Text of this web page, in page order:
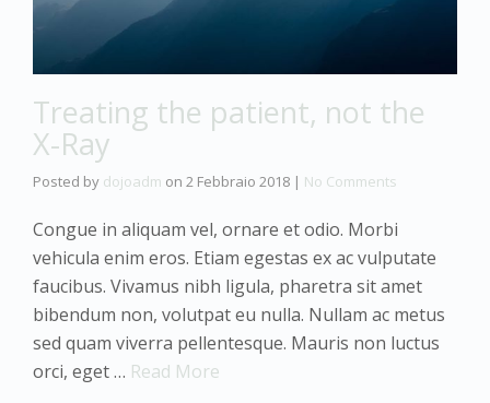
Treating the patient, not the
X-Ray
Posted by dojoadm on 2 Febbraio 2018 | No Comments
Congue in aliquam vel, ornare et odio. Morbi
vehicula enim eros. Etiam egestas ex ac vulputate
faucibus. Vivamus nibh ligula, pharetra sit amet
bibendum non, volutpat eu nulla. Nullam ac metus
sed quam viverra pellentesque. Mauris non luctus
orci, eget … Read More